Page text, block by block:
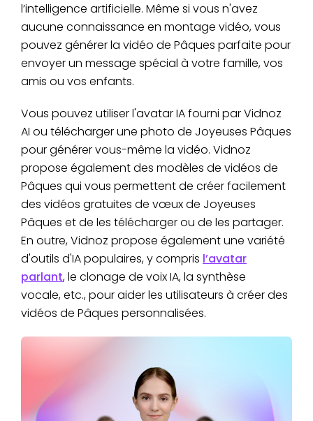
l’intelligence artificielle. Même si vous n'avez
aucune connaissance en montage vidéo, vous
pouvez générer la vidéo de Pâques parfaite pour
envoyer un message spécial à votre famille, vos
amis ou vos enfants.
Vous pouvez utiliser l'avatar IA fourni par Vidnoz
AI ou télécharger une photo de Joyeuses Pâques
pour générer vous-même la vidéo. Vidnoz
propose également des modèles de vidéos de
Pâques qui vous permettent de créer facilement
des vidéos gratuites de vœux de Joyeuses
Pâques et de les télécharger ou de les partager.
En outre, Vidnoz propose également une variété
d'outils d'IA populaires, y compris l’avatar
parlant, le clonage de voix IA, la synthèse
vocale, etc., pour aider les utilisateurs à créer des
vidéos de Pâques personnalisées.